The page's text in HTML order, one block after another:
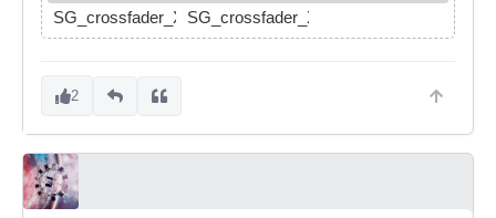
SG_crossfader_XY.fstSG_crossfader_XY_demo.flp
2